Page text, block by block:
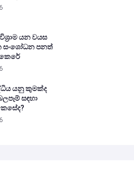
යන වයස
සංශෝධන පනත්
යනු කුමක්ද
සඳහා